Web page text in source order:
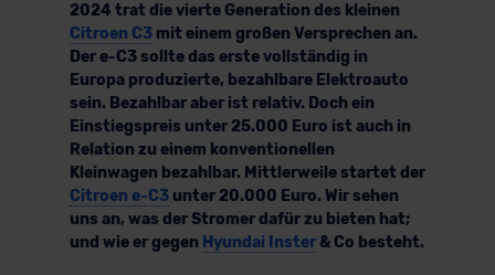
2024 trat die vierte Generation des kleinen
Citroen C3mit einem großen Versprechen an.
Der e-C3 sollte das erste vollständig in
Europa produzierte, bezahlbare Elektroauto
sein. Bezahlbar aber ist relativ. Doch ein
Einstiegspreis unter 25.000 Euro ist auch in
Relation zu einem konventionellen
Kleinwagen bezahlbar. Mittlerweile startet der
Citroen e-C3unter 20.000 Euro. Wir sehen
uns an, was der Stromer dafür zu bieten hat;
und wie er gegen Hyundai Inster& Co besteht.